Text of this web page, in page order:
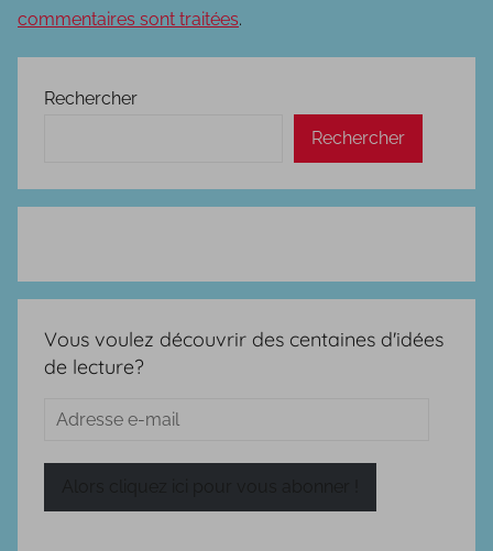
commentaires sont traitées.
Rechercher
Rechercher
Vous voulez découvrir des centaines d'idées
de lecture?
Adresse